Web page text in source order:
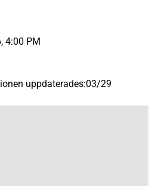
4:00 PM
uppdaterades:03/29